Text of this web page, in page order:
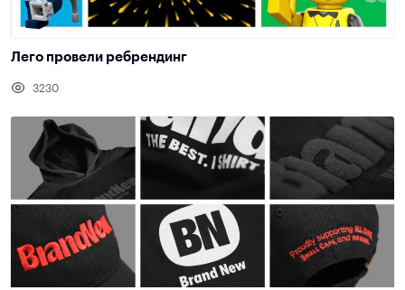
Лего провели ребрендинг
3230